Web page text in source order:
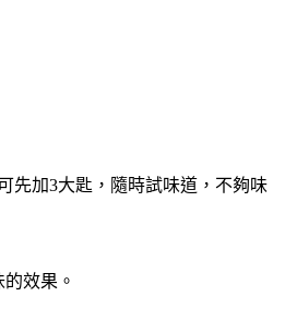
先加3大匙，隨時試味道，不夠味
效果。